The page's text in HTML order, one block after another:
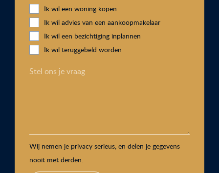
Ik wil een woning kopen
Ik wil advies van een aankoopmakelaar
Ik wil een bezichtiging inplannen
Ik wil teruggebeld worden
Stel ons je vraag
Wij nemen je privacy serieus, en delen je gegevens
nooit met derden.